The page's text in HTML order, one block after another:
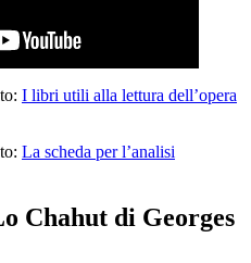
I libri utili alla lettura dell’opera
La scheda per l’analisi
Chahut di Georges